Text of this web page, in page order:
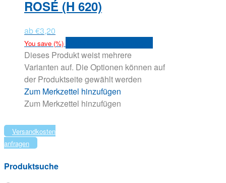
ROSÉ (H 620)
ab€3,20
You save (%)
Dieses Produkt weist mehrere
Varianten auf. Die Optionen können auf
der Produktseite gewählt werden
Zum Merkzettel hinzufügen
Zum Merkzettel hinzufügen
Versandkosten
anfragen
Produktsuche